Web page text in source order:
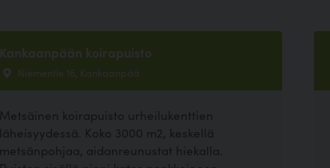
Kankaanpään koirapuisto
Niementie 16, Kankaanpää
Metsäinen koirapuisto urheilukenttien
läheisyydessä. Koko 3000 m2, keskellä
metsänpohjaa, aidanreunustat hiekalla.